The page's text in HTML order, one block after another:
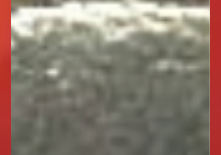
presentación se basó en la investigación del Dr.
Alberto Galindo Galindo (QEPD) y coincidió
con la entrega del Premio Ohtli al abogado
Jaime Díez.